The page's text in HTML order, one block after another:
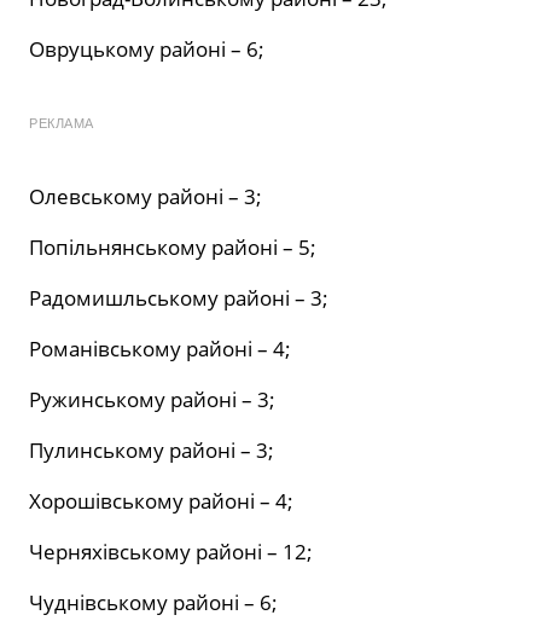
Овруцькому районі – 6;
РЕКЛАМА
Олевському районі – 3;
Попільнянському районі – 5;
Радомишльському районі – 3;
Романівському районі – 4;
Ружинському районі – 3;
Пулинському районі – 3;
Хорошівському районі – 4;
Черняхівському районі – 12;
Чуднівському районі – 6;